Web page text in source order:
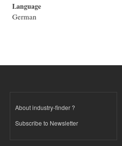
Language
German
About industry-finder ?
Subscribe to Newsletter